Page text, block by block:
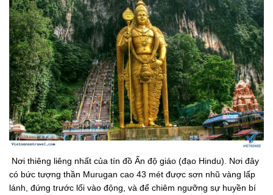
Nơi thiêng liêng nhất của tín đồ Ấn độ giáo (đạo Hindu). Nơi đây
có bức tượng thần Murugan cao 43 mét được sơn nhũ vàng lấp
lánh, đứng trước lối vào động, và để chiêm ngưỡng sự huyền bí